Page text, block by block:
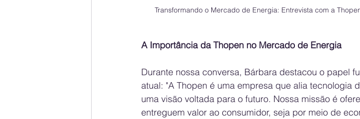
Transformando o Mercado de Energia: Entrevista com a
A Importância da Thopen no Mercado de Energia
Durante nossa conversa, Bárbara destacou o papel
atual: "A Thopen é uma empresa que alia tecnologia
uma visão voltada para o futuro. Nossa missão é
entreguem valor ao consumidor, seja por meio de